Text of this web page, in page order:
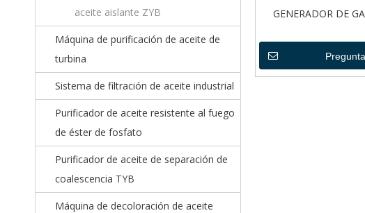
aceite aislante ZYB
Máquina de purificación de aceite de
turbina
Sistema de filtración de aceite industrial
Purificador de aceite resistente al fuego
de éster de fosfato
Purificador de aceite de separación de
coalescencia TYB
Máquina de decoloración de aceite
GENERADOR DE